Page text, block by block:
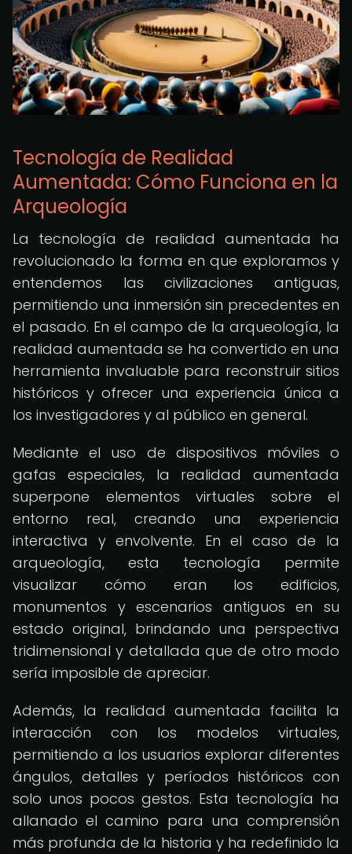
Tecnología de Realidad
Aumentada: Cómo Funciona en la
Arqueología
La tecnología de realidad aumentada ha
revolucionado la forma en que exploramos y
entendemos las civilizaciones antiguas,
permitiendo una inmersión sin precedentes en
el pasado. En el campo de la arqueología, la
realidad aumentada se ha convertido en una
herramienta invaluable para reconstruir sitios
históricos y ofrecer una experiencia única a
los investigadores y al público en general.
Mediante el uso de dispositivos móviles o
gafas especiales, la realidad aumentada
superpone elementos virtuales sobre el
entorno real, creando una experiencia
interactiva y envolvente. En el caso de la
arqueología, esta tecnología permite
visualizar cómo eran los edificios,
monumentos y escenarios antiguos en su
estado original, brindando una perspectiva
tridimensional y detallada que de otro modo
sería imposible de apreciar.
Además, la realidad aumentada facilita la
interacción con los modelos virtuales,
permitiendo a los usuarios explorar diferentes
ángulos, detalles y períodos históricos con
solo unos pocos gestos. Esta tecnología ha
allanado el camino para una comprensión
más profunda de la historia y ha redefinido la